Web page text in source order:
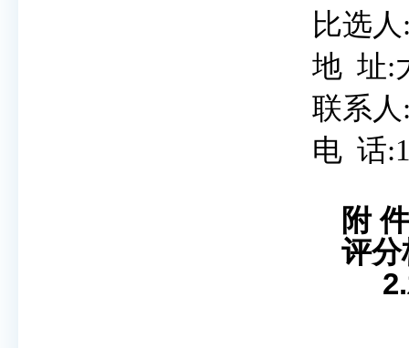
比选人
地 址:
联系人
电 话
附
评
2.